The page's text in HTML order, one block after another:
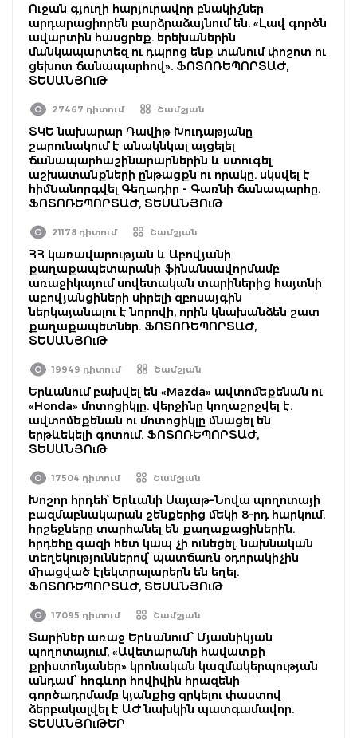
Ուջան գյուղի հարյուրավոր բնակիչներ
արդարացիորեն բարձրաձայնում են. «Լավ գործն
ավարտին հասցրեք. երեխաներին
մանկապարտեզ ու դպրոց ենք տանում փոշոտ ու
ցեխոտ ճանապարհով». ՖՈՏՈՌԵՊՈՐՏԱԺ,
ՏԵՍԱՆՅՈւԹ
27467 դիտում Շամշյան
ՏԿԵ նախարար Դավիթ Խուդաթյանը
շարունակում է անակնկալ այցելել
ճանապարհաշինարարներին և ստուգել
աշխատանքների ընթացքն ու որակը. սկսվել է
հիմնանորգվել Գեղադիր - Գառնի ճանապարհը.
ՖՈՏՈՌԵՊՈՐՏԱԺ, ՏԵՍԱՆՅՈւԹ
21178 դիտում Շամշյան
ՀՀ կառավարության և Աբովյանի
քաղաքապետարանի ֆինանսավորմամբ
առաջիկայում սովետական տարիներից հայտնի
աբովյանցիների սիրելի զբոսայգին
ներկայանալու է նորովի, որին կնախանձեն շատ
քաղաքապետներ. ՖՈՏՈՌԵՊՈՐՏԱԺ,
ՏԵՍԱՆՅՈւԹ
19949 դիտում Շամշյան
Երևանում բախվել են «Mazda» ավտոմեքենան ու
«Honda» մոտոցիկլը. վերջինը կողաշրջվել է.
ավտոմեքենան ու մոտոցիկլը մնացել են
երթևեկելի գոտում. ՖՈՏՈՌԵՊՈՐՏԱԺ,
ՏԵՍԱՆՅՈւԹ
17504 դիտում Շամշյան
Խոշոր հրդեհ՝ Երևանի Սայաթ-Նովա պողոտայի
բազմաբնակարան շենքերից մեկի 8-րդ հարկում.
հրշեջները տարհանել են քաղաքացիներին.
հրդեհը գազի հետ կապ չի ունեցել. նախնական
տեղեկություններով՝ պատճառն օդորակիչին
միացված էլեկտրալարերն են եղել.
ՖՈՏՈՌԵՊՈՐՏԱԺ, ՏԵՍԱՆՅՈւԹ
17095 դիտում Շամշյան
Տարիներ առաջ Երևանում՝ Մյասնիկյան
պողոտայում, «Ավետարանի հավատքի
քրիստոնյաներ» կրոնական կազմակերպության
անդամ՝ հոգևոր հովիվին հրազենի
գործադրմամբ կյանքից զրկելու փաստով
ձերբակալվել է ԱԺ նախկին պատգամավոր.
ՏԵՍԱՆՅՈւԹԵՐ